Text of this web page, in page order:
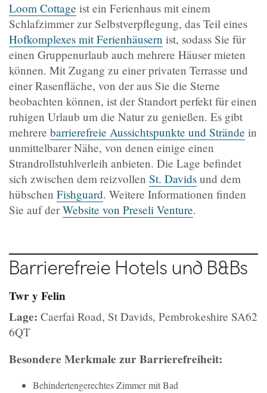
Loom Cottage ist ein Ferienhaus mit einem
Schlafzimmer zur Selbstverpflegung, das Teil eines
Hofkomplexes mit Ferienhäusern ist, sodass Sie für
einen Gruppenurlaub auch mehrere Häuser mieten
können. Mit Zugang zu einer privaten Terrasse und
einer Rasenfläche, von der aus Sie die Sterne
beobachten können, ist der Standort perfekt für einen
ruhigen Urlaub um die Natur zu genießen. Es gibt
mehrere barrierefreie Aussichtspunkte und Strände in
unmittelbarer Nähe, von denen einige einen
Strandrollstuhlverleih anbieten. Die Lage befindet
sich zwischen dem reizvollen St. Davids und dem
hübschen Fishguard. Weitere Informationen finden
Sie auf derWebsite von Preseli Venture.
Barrierefreie Hotels und B&Bs
Twr y Felin
Lage: Caerfai Road, St Davids, Pembrokeshire SA62
6QT
Besondere Merkmale zur Barrierefreiheit:
Behindertengerechtes Zimmer mit Bad